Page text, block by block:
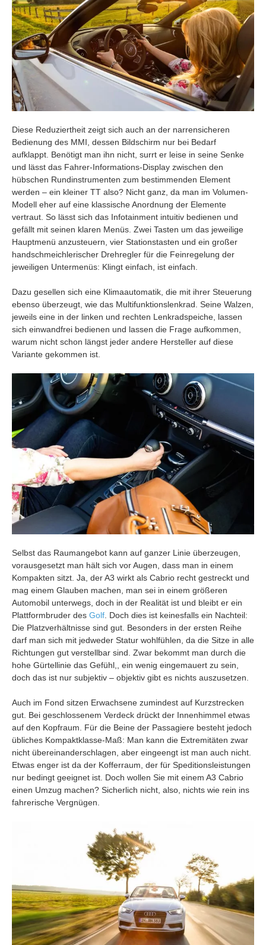
Diese Reduziertheit zeigt sich auch an der narrensicheren
Bedienung des MMI, dessen Bildschirm nur bei Bedarf
aufklappt. Benötigt man ihn nicht, surrt er leise in seine Senke
und lässt das Fahrer-Informations-Display zwischen den
hübschen Rundinstrumenten zum bestimmenden Element
werden – ein kleiner TT also? Nicht ganz, da man im Volumen-
Modell eher auf eine klassische Anordnung der Elemente
vertraut. So lässt sich das Infotainment intuitiv bedienen und
gefällt mit seinen klaren Menüs. Zwei Tasten um das jeweilige
Hauptmenü anzusteuern, vier Stationstasten und ein großer
handschmeichlerischer Drehregler für die Feinregelung der
jeweiligen Untermenüs: Klingt einfach, ist einfach.
Dazu gesellen sich eine Klimaautomatik, die mit ihrer Steuerung
ebenso überzeugt, wie das Multifunktionslenkrad. Seine Walzen,
jeweils eine in der linken und rechten Lenkradspeiche, lassen
sich einwandfrei bedienen und lassen die Frage aufkommen,
warum nicht schon längst jeder andere Hersteller auf diese
Variante gekommen ist.
Selbst das Raumangebot kann auf ganzer Linie überzeugen,
vorausgesetzt man hält sich vor Augen, dass man in einem
Kompakten sitzt. Ja, der A3 wirkt als Cabrio recht gestreckt und
mag einem Glauben machen, man sei in einem größeren
Automobil unterwegs, doch in der Realität ist und bleibt er ein
Plattformbruder des Golf. Doch dies ist keinesfalls ein Nachteil:
Die Platzverhältnisse sind gut. Besonders in der ersten Reihe
darf man sich mit jedweder Statur wohlfühlen, da die Sitze in alle
Richtungen gut verstellbar sind. Zwar bekommt man durch die
hohe Gürtellinie das Gefühl,, ein wenig eingemauert zu sein,
doch das ist nur subjektiv – objektiv gibt es nichts auszusetzen.
Auch im Fond sitzen Erwachsene zumindest auf Kurzstrecken
gut. Bei geschlossenem Verdeck drückt der Innenhimmel etwas
auf den Kopfraum. Für die Beine der Passagiere besteht jedoch
übliches Kompaktklasse-Maß: Man kann die Extremitäten zwar
nicht übereinanderschlagen, aber eingeengt ist man auch nicht.
Etwas enger ist da der Kofferraum, der für Speditionsleistungen
nur bedingt geeignet ist. Doch wollen Sie mit einem A3 Cabrio
einen Umzug machen? Sicherlich nicht, also, nichts wie rein ins
fahrerische Vergnügen.